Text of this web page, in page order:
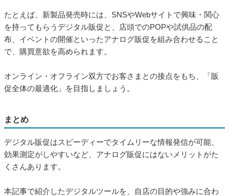
たとえば、新製品発売時には、SNSやWebサイトで興味・関心
を持ってもらうデジタル販促と、店頭でのPOPや試供品の配
布、イベントの開催といったアナログ販促を組み合わせること
で、購買意欲を高められます。
オンライン・オフライン双方でお客さまとの接点をもち、「販
促全体の最適化」を目指しましょう。
まとめ
デジタル販促はスピーディーでタイムリーな情報発信が可能、
効果測定がしやすいなど、アナログ販促にはないメリットがた
くさんあります。
本記事で紹介したデジタルツールを、自店の目的や強みに合わ